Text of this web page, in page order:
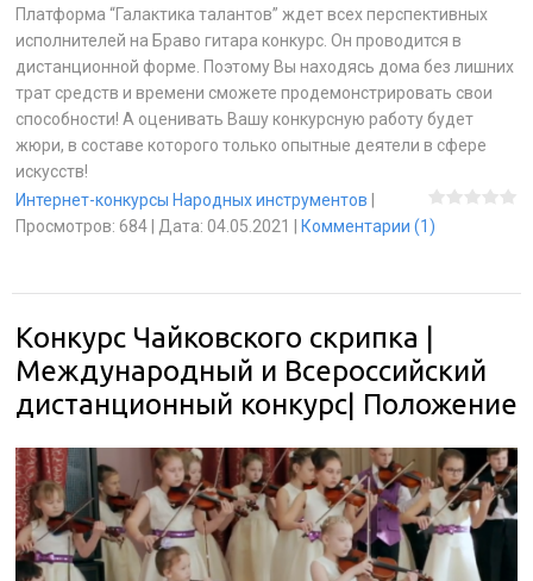
Платформа “Галактика талантов” ждет всех перспективных
исполнителей на Браво гитара конкурс. Он проводится в
дистанционной форме. Поэтому Вы находясь дома без лишних
трат средств и времени сможете продемонстрировать свои
способности! А оценивать Вашу конкурсную работу будет
жюри, в составе которого только опытные деятели в сфере
искусств!
Интернет-конкурсы Народных инструментов
Просмотров: 684 Дата: 04.05.2021 Комментарии (1)
Конкурс Чайковского скрипка |
Международный и Всероссийский
дистанционный конкурс| Положение